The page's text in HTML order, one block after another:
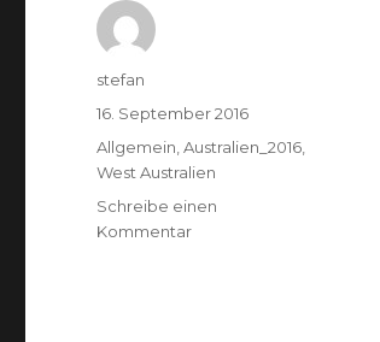
Autor
stefan
Veröffentlicht
am
16. September 2016
Kategorien
Allgemein,Australien_2016,
West Australien
Schreibe einen
Kommentarzu